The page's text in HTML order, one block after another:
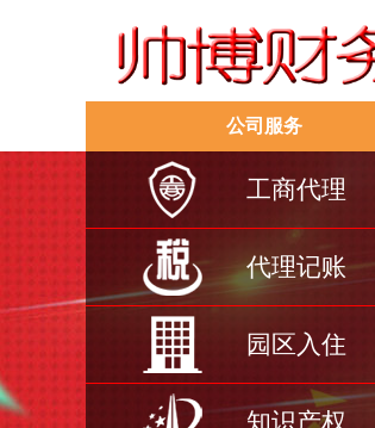
公司服务
工商代理
代理记账
园区入住
知识产权